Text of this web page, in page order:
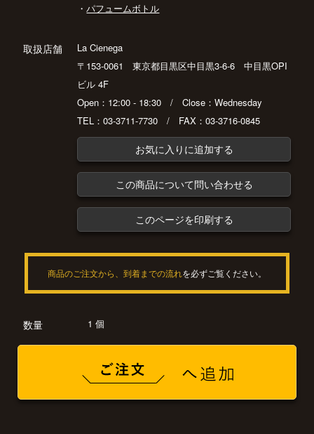
・パフュームボトル
取扱店舗
La Cienega
〒153-0061 東京都目黒区中目黒3-6-6 中目黒OPI
ビル 4F
Open：12:00 - 18:30 / Close：Wednesday
TEL：03-3711-7730 / FAX：03-3716-0845
お気に入りに追加する
この商品について問い合わせる
このページを印刷する
商品のご注文から、到着までの流れを必ずご覧ください。
数量 1 個